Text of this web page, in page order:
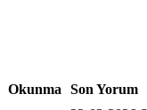
Okunma
Son Yorum